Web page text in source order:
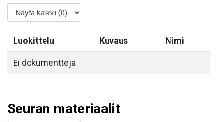
Luokittelu Kuvaus Nimi
Ei dokumentteja
Seuran materiaalit